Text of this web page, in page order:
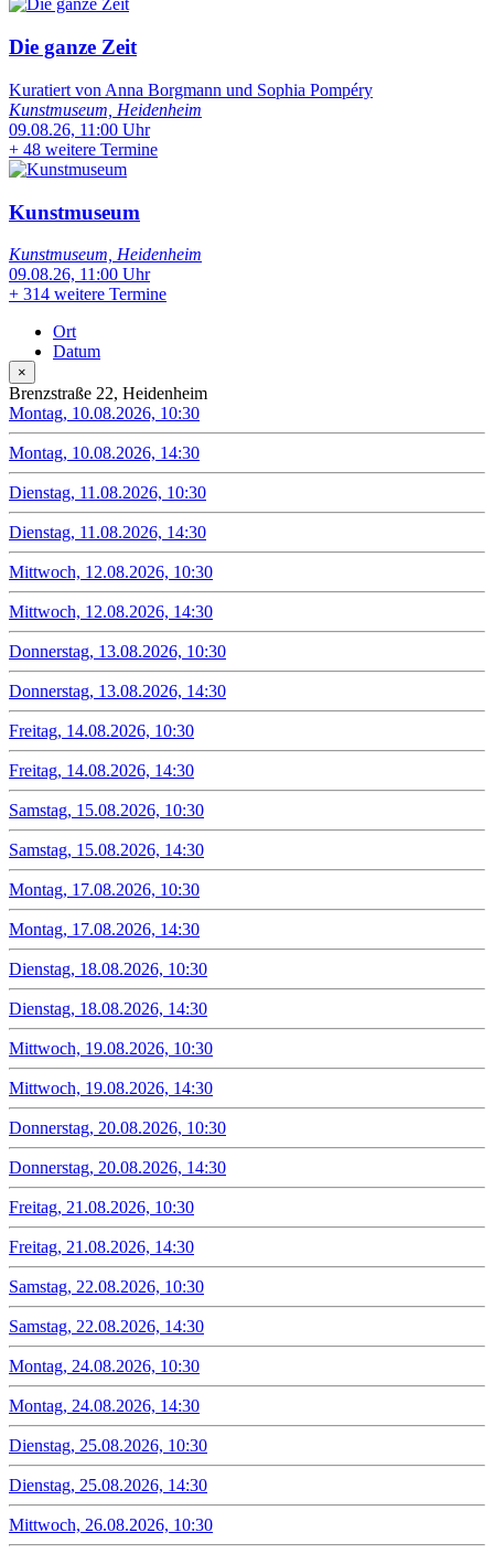
Die ganze Zeit
Kuratiert von Anna Borgmann und Sophia Pompéry
Kunstmuseum, Heidenheim
09.08.26, 11:00 Uhr
+ 48 weitere Termine
Kunstmuseum
Kunstmuseum, Heidenheim
09.08.26, 11:00 Uhr
+ 314 weitere Termine
Ort
Datum
×
Brenzstraße 22, Heidenheim
Montag, 10.08.2026, 10:30
Montag, 10.08.2026, 14:30
Dienstag, 11.08.2026, 10:30
Dienstag, 11.08.2026, 14:30
Mittwoch, 12.08.2026, 10:30
Mittwoch, 12.08.2026, 14:30
Donnerstag, 13.08.2026, 10:30
Donnerstag, 13.08.2026, 14:30
Freitag, 14.08.2026, 10:30
Freitag, 14.08.2026, 14:30
Samstag, 15.08.2026, 10:30
Samstag, 15.08.2026, 14:30
Montag, 17.08.2026, 10:30
Montag, 17.08.2026, 14:30
Dienstag, 18.08.2026, 10:30
Dienstag, 18.08.2026, 14:30
Mittwoch, 19.08.2026, 10:30
Mittwoch, 19.08.2026, 14:30
Donnerstag, 20.08.2026, 10:30
Donnerstag, 20.08.2026, 14:30
Freitag, 21.08.2026, 10:30
Freitag, 21.08.2026, 14:30
Samstag, 22.08.2026, 10:30
Samstag, 22.08.2026, 14:30
Montag, 24.08.2026, 10:30
Montag, 24.08.2026, 14:30
Dienstag, 25.08.2026, 10:30
Dienstag, 25.08.2026, 14:30
Mittwoch, 26.08.2026, 10:30